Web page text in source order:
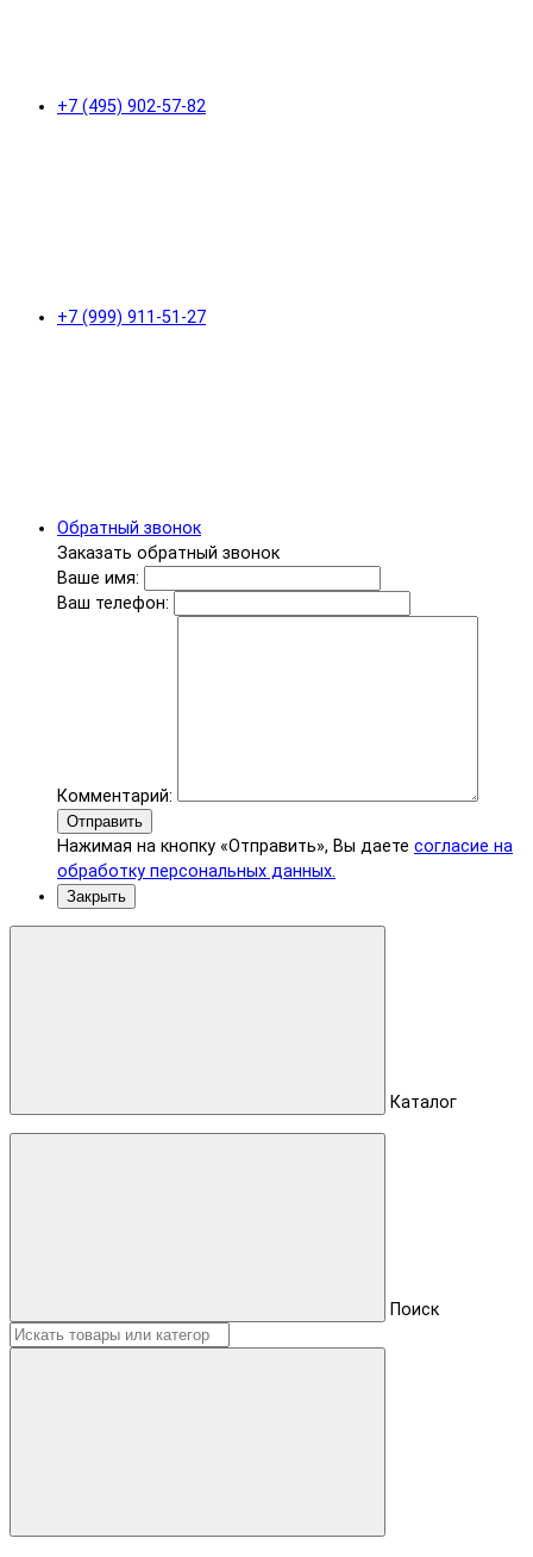
+7 (495) 902-57-82
+7 (999) 911-51-27
Обратный звонок
Заказать обратный звонок
Ваше имя:
Ваш телефон:
Комментарий:
Отправить
Нажимая на кнопку «Отправить», Вы даете согласие на
обработку персональных данных.
Закрыть
Каталог
Поиск